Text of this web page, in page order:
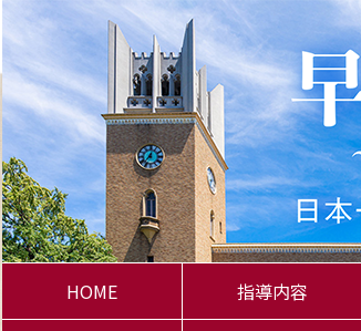
HOME 指導内容